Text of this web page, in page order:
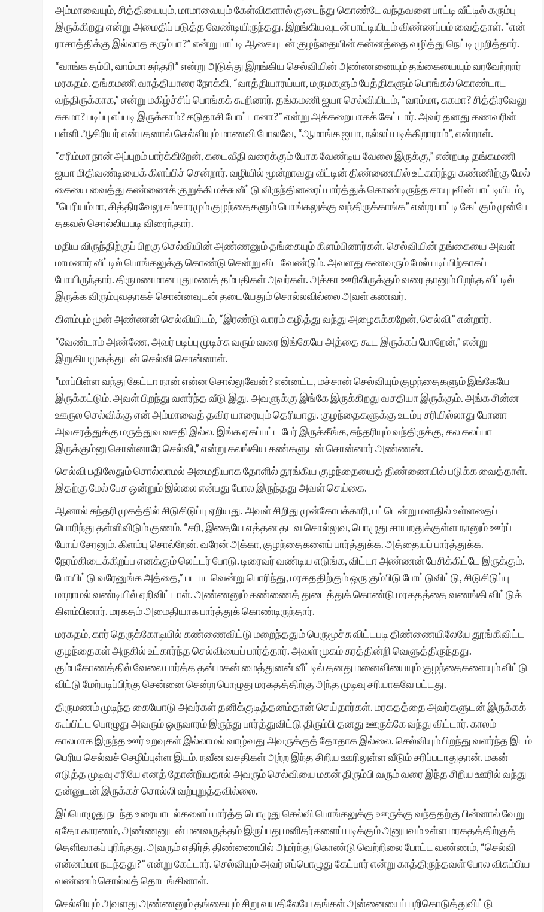
அம்மாவையும், சித்தியையும், மாமாவையும் கேள்விகளால் குடைந்து கொண்டே வந்தவளை பாட்டி வீட்டில் கரும்பு
இருக்கிறது என்று அமைதிப் படுத்த வேண்டியிருந்தது. இறங்கியவுடன் பாட்டியிடம் விண்ணப்பம் வைத்தாள். “என்
ராசாத்திக்கு இல்லாத கரும்பா?” என்று பாட்டி ஆசையுடன் குழந்தையின் கன்னத்தை வழித்து நெட்டி முறித்தார்.
“வாங்க தம்பி, வாம்மா சுந்தரி” என்று அடுத்து இறங்கிய செல்வியின் அண்ணனையும் தங்கையையும் வரவேற்றார்
மரகதம். தங்கமணி வாத்தியாரை நோக்கி, “வாத்தியாரய்யா, மருமகளும் பேத்திகளும் பொங்கல் கொண்டாட
வந்திருக்காக,” என்று மகிழ்ச்சிப் பொங்கக் கூறினார். தங்கமணி ஐயா செல்வியிடம், “வாம்மா, சுகமா? சித்திரவேலு
சுகமா? படிப்பு எப்படி இருக்காம்? கடுதாசி போட்டானா?” என்று அக்கறையாகக் கேட்டார். அவர் தனது கணவரின்
பள்ளி ஆசிரியர் என்பதனால் செல்வியும் மாணவி போலவே, “ஆமாங்க ஐயா, நல்லப் படிக்கிறாராம்”, என்றாள்.
“சரிம்மா நான் அப்புறம் பார்க்கிறேன், கடைவீதி வரைக்கும் போக வேண்டிய வேலை இருக்கு,” என்றபடி தங்கமணி
ஐயா மிதிவண்டியைக் கிளப்பிச் சென்றார். வழியில் மூன்றாவது வீட்டின் திண்ணையில் உட்கார்ந்து கண்ணிற்கு மேல்
கையை வைத்து கண்ணைக் குறுக்கி மச்சு வீட்டு விருந்தினரைப் பார்த்துக் கொண்டிருந்த சாயுபுவின் பாட்டியிடம்,
“பெரியம்மா, சித்திரவேலு சம்சாரமும் குழந்தைகளும் பொங்கலுக்கு வந்திருக்காங்க” என்ற பாட்டி கேட்கும் முன்பே
தகவல் சொல்லியபடி விரைந்தார்.
மதிய விருந்திற்குப் பிறகு செல்வியின் அண்ணனும் தங்கையும் கிளம்பினார்கள். செல்வியின் தங்கையை அவள்
மாமனார் வீட்டில் பொங்கலுக்கு கொண்டு சென்று விட வேண்டும். அவளது கணவரும் மேல் படிப்பிற்காகப்
போயிருந்தார். திருமணமான புதுமணத் தம்பதிகள் அவர்கள். அக்கா ஊரிலிருக்கும் வரை தானும் பிறந்த வீட்டில்
இருக்க விரும்புவதாகச் சொன்னவுடன் தடையேதும் சொல்லவில்லை அவள் கணவர்.
கிளம்பும் முன் அண்ணன் செல்வியிடம், “இரண்டு வாரம் கழித்து வந்து அழைசுக்கறேன், செல்வி” என்றார்.
“வேண்டாம் அண்ணே, அவர் படிப்பு முடிச்சு வரும் வரை இங்கேயே அத்தை கூட இருக்கப் போறேன்,” என்று
இறுகியமுகத்துடன் செல்வி சொன்னாள்.
“மாப்பிள்ள வந்து கேட்டா நான் என்ன சொல்லுவேன்? என்னட்ட, மச்சான் செல்வியும் குழந்தைகளும் இங்கேயே
இருக்கட்டும். அவள் பிறந்து வளர்ந்த வீடு இது. அவளுக்கு இங்கே இருக்கிறது வசதியா இருக்கும். அங்க சின்ன
ஊருல செல்விக்கு என் அம்மாவைத் தவிர யாரையும் தெரியாது. குழந்தைகளுக்கு உடம்பு சரியில்லாது போனா
அவசரத்துக்கு மருத்துவ வசதி இல்ல. இங்க ஏகப்பட்ட பேர் இருக்கீங்க, சுந்தரியும் வந்திருக்கு, கல கலப்பா
இருக்கும்னு சொன்னாரே செல்வி,” என்று கலங்கிய கண்களுடன் சொன்னார் அண்ணன்.
செல்வி பதிலேதும் சொல்லாமல் அமைதியாக தோளில் தூங்கிய குழந்தையைத் திண்ணையில் படுக்க வைத்தாள்.
இதற்கு மேல் பேச ஒன்றும் இல்லை என்பது போல இருந்தது அவள் செய்கை.
ஆனால் சுந்தரி முகத்தில் சிடுசிடுப்பு ஏறியது. அவள் சிறிது முன்கோபக்காரி, பட்டென்று மனதில் உள்ளதைப்
பொரிந்து தள்ளிவிடும் குணம். “சரி, இதையே எத்தன தடவ சொல்லுவ, பொழுது சாயறதுக்குள்ள நானும் ஊர்ப்
போய் சேரனும். கிளம்பு சொல்றேன். வரேன் அக்கா, குழந்தைகளைப் பார்த்துக்க. அத்தையப் பார்த்துக்க.
நேரம்கிடைக்கிறப்ப எனக்கும் லெட்டர் போடு. டிரைவர் வண்டிய எடுங்க, விட்டா அண்ணன் பேசிக்கிட்டே இருக்கும்.
போயிட்டு வரேனுங்க அத்தை,” பட படவென்று பொரிந்து, மரகததிற்கும் ஒரு கும்பிடு போட்டுவிட்டு, சிடுசிடுப்பு
மாறாமல் வண்டியில் ஏறிவிட்டாள். அண்ணனும் கண்ணைத் துடைத்துக் கொண்டு மரகதத்தை வணங்கி விட்டுக்
கிளம்பினார். மரகதம் அமைதியாக பார்த்துக் கொண்டிருந்தார்.
மரகதம், கார் தெருக்கோடியில் கண்ணைவிட்டு மறைந்ததும் பெருமூச்சு விட்டபடி திண்ணையிலேயே தூங்கிவிட்ட
குழந்தைகள் அருகில் உட்கார்ந்த செல்வியைப் பார்த்தார். அவள் முகம் சுரத்தின்றி வெளுத்திருந்தது.
கும்பகோணத்தில் வேலை பார்த்த தன் மகன் மைத்துனன் வீட்டில் தனது மனைவியையும் குழந்தைகளையும் விட்டு
விட்டு மேற்படிப்பிற்கு சென்னை சென்ற பொழுது மரகதத்திற்கு அந்த முடிவு சரியாகவே பட்டது.
திருமணம் முடிந்த கையோடு அவர்கள் தனிக்குடித்தனம்தான் செய்தார்கள். மரகதத்தை அவர்களுடன் இருக்கக்
கூப்பிட்ட பொழுது அவரும் ஒருவாரம் இருந்து பார்த்துவிட்டு திரும்பி தனது ஊருக்கே வந்து விட்டார். காலம்
காலமாக இருந்த ஊர் உறவுகள் இல்லாமல் வாழ்வது அவருக்குத் தோதாக இல்லை. செல்வியும் பிறந்து வளர்ந்த இடம்
பெரிய செல்வச் செழிப்புள்ள இடம். நவீன வசதிகள் அற்ற இந்த சிறிய ஊரிலுள்ள வீடும் சரிப்படாதுதான். மகன்
எடுத்த முடிவு சரியே எனத் தோன்றியதால் அவரும் செல்வியை மகன் திரும்பி வரும் வரை இந்த சிறிய ஊரில் வந்து
தன்னுடன் இருக்கச் சொல்லி வற்புறுத்தவில்லை.
இப்பொழுது நடந்த உரையாடல்களைப் பார்த்த பொழுது செல்வி பொங்கலுக்கு ஊருக்கு வந்ததற்கு பின்னால் வேறு
ஏதோ காரணம், அண்ணனுடன் மனவருத்தம் இருப்பது மனிதர்களைப் படிக்கும் அனுபவம் உள்ள மரகதத்திற்குத்
தெளிவாகப் புரிந்தது. அவரும் எதிர்த் திண்ணையில் அமர்ந்து கொண்டு வெற்றிலை போட்ட வண்ணம், “செல்வி
என்னம்மா நடந்தது?” என்று கேட்டார். செல்வியும் அவர் எப்பொழுது கேட்பார் என்று காத்திருந்தவள் போல விசும்பிய
வண்ணம் சொல்லத் தொடங்கினாள்.
செல்வியும் அவளது அண்ணனும் தங்கையும் சிறு வயதிலேயே தங்கள் அன்னையைப் பறிகொடுத்துவிட்டு
மிக்க மகிழ்ச்சி. ஒவ்வொரு
தடவையும் எனது கதை
இணையதளத்தில்
சேர்க்கப்பட்டுள்ளது என்ற
செய்தி அறிந்து உண்மையில்
மகிழ்ந்து போகிறேன்.
உங்களின் சேவை
இருக்கும் தமிழர்களால்
எனது கதை படிக்கப் படுவது
இத்தளத்தின் உதவியால்
தான். கதைக்கு ஏற்ற
படத்தினை தேர்வு செய்து
வெளியிடுவது தங்களின்
தனி சிறப்பு. மீண்டும்
ஒருமுறை எனது மனமார்ந்த
நன்றியை தெரிவித்துக்
கொள்கிறேன். நன்றிகளுடன்
இரா.கலைச்செல்வி